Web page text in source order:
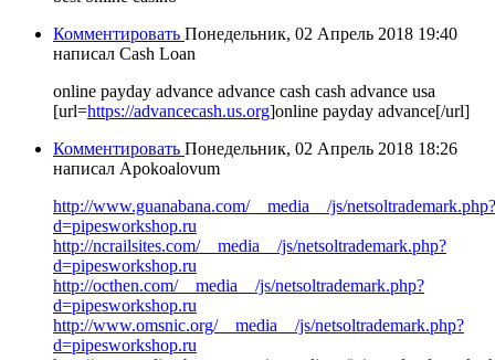
Комментировать Понедельник, 02 Апрель 2018 19:40
написал Cash Loan
online payday advance advance cash cash advance usa
[url=https://advancecash.us.org]online payday advance[/url]
Комментировать Понедельник, 02 Апрель 2018 18:26
написал Apokoalovum
http://www.guanabana.com/__media__/js/netsoltrademark.php?
d=pipesworkshop.ru
http://ncrailsites.com/__media__/js/netsoltrademark.php?
d=pipesworkshop.ru
http://octhen.com/__media__/js/netsoltrademark.php?
d=pipesworkshop.ru
http://www.omsnic.org/__media__/js/netsoltrademark.php?
d=pipesworkshop.ru